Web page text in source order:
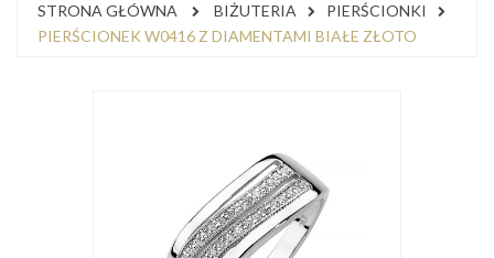
STRONA GŁÓWNA BIŻUTERIA
PIERŚCIONKI
PIERŚCIONEK W0416 Z DIAMENTAMI BIAŁE ZŁOTO